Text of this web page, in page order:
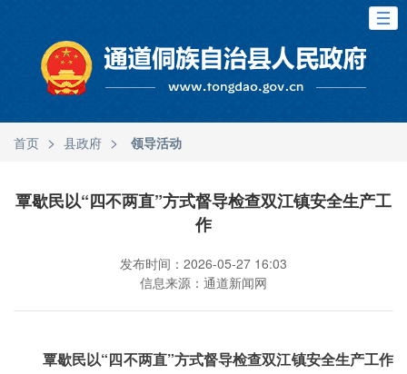
首页 > 县政府 > 领导活动
覃歇民以“四不两直”方式督导检查双江镇安全生产工
作
发布时间：2026-05-27 16:03
信息来源：通道新闻网
覃歇民以“四不两直”方式督导检查双江镇安全生产工作